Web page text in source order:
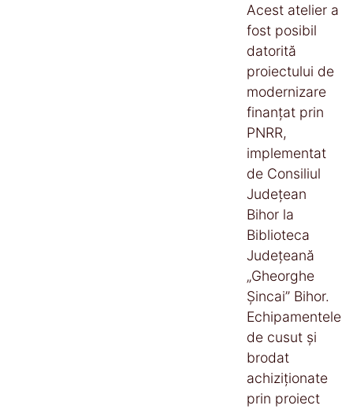
Acest atelier a
fost posibil
datorită
proiectului de
modernizare
finanțat prin
PNRR,
implementat
de Consiliul
Judeţean
Bihor la
Biblioteca
Județeană
„Gheorghe
Șincai” Bihor.
Echipamentele
de cusut și
brodat
achiziționate
prin proiect